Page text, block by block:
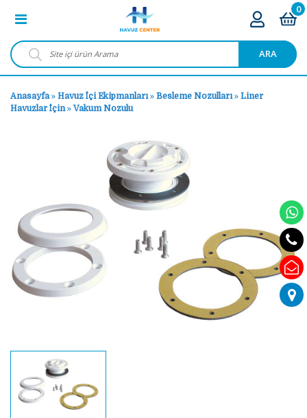
ARA
0
Anasayfa» Havuz İçi Ekipmanları» Besleme Nozulları» Liner
Havuzlar İçin» Vakum Nozulu